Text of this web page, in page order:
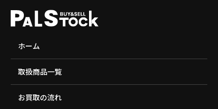
ホーム
取扱商品一覧
お買取の流れ